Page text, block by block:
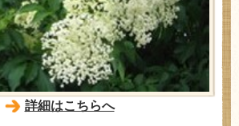
詳細はこちらへ